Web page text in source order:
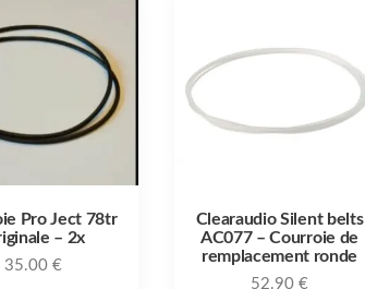
Pro Ject 78tr
– 2x
35.00€
Clearaudio Silent belts
AC077 – Courroie de
remplacement ronde
52.90 €